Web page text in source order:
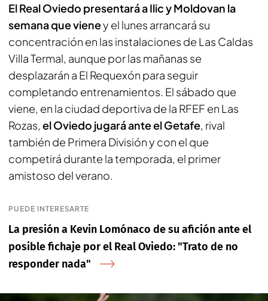
El Real Oviedo presentará a Ilic y Moldovan la
semana que vieney el lunes arrancará su
concentración en las instalaciones de Las Caldas
Villa Termal, aunque por las mañanas se
desplazarán a El Requexón para seguir
completando entrenamientos. El sábado que
viene, en la ciudad deportiva de la RFEF en Las
Rozas, el Oviedo jugará ante el Getafe, rival
también de Primera División y con el que
competirá durante la temporada, el primer
amistoso del verano.
PUEDE INTERESARTE
La presión a Kevin Lomónaco de su afición ante el
posible fichaje por el Real Oviedo: "Trato de no
responder nada"